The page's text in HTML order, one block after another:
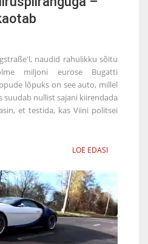
naudid rahulikku sõitu
miljoni eurose Bugatti
lõpuks on see auto, millel
suudab nullist sajani kiirendada
et testida, kas Viini politsei
LOE EDASI